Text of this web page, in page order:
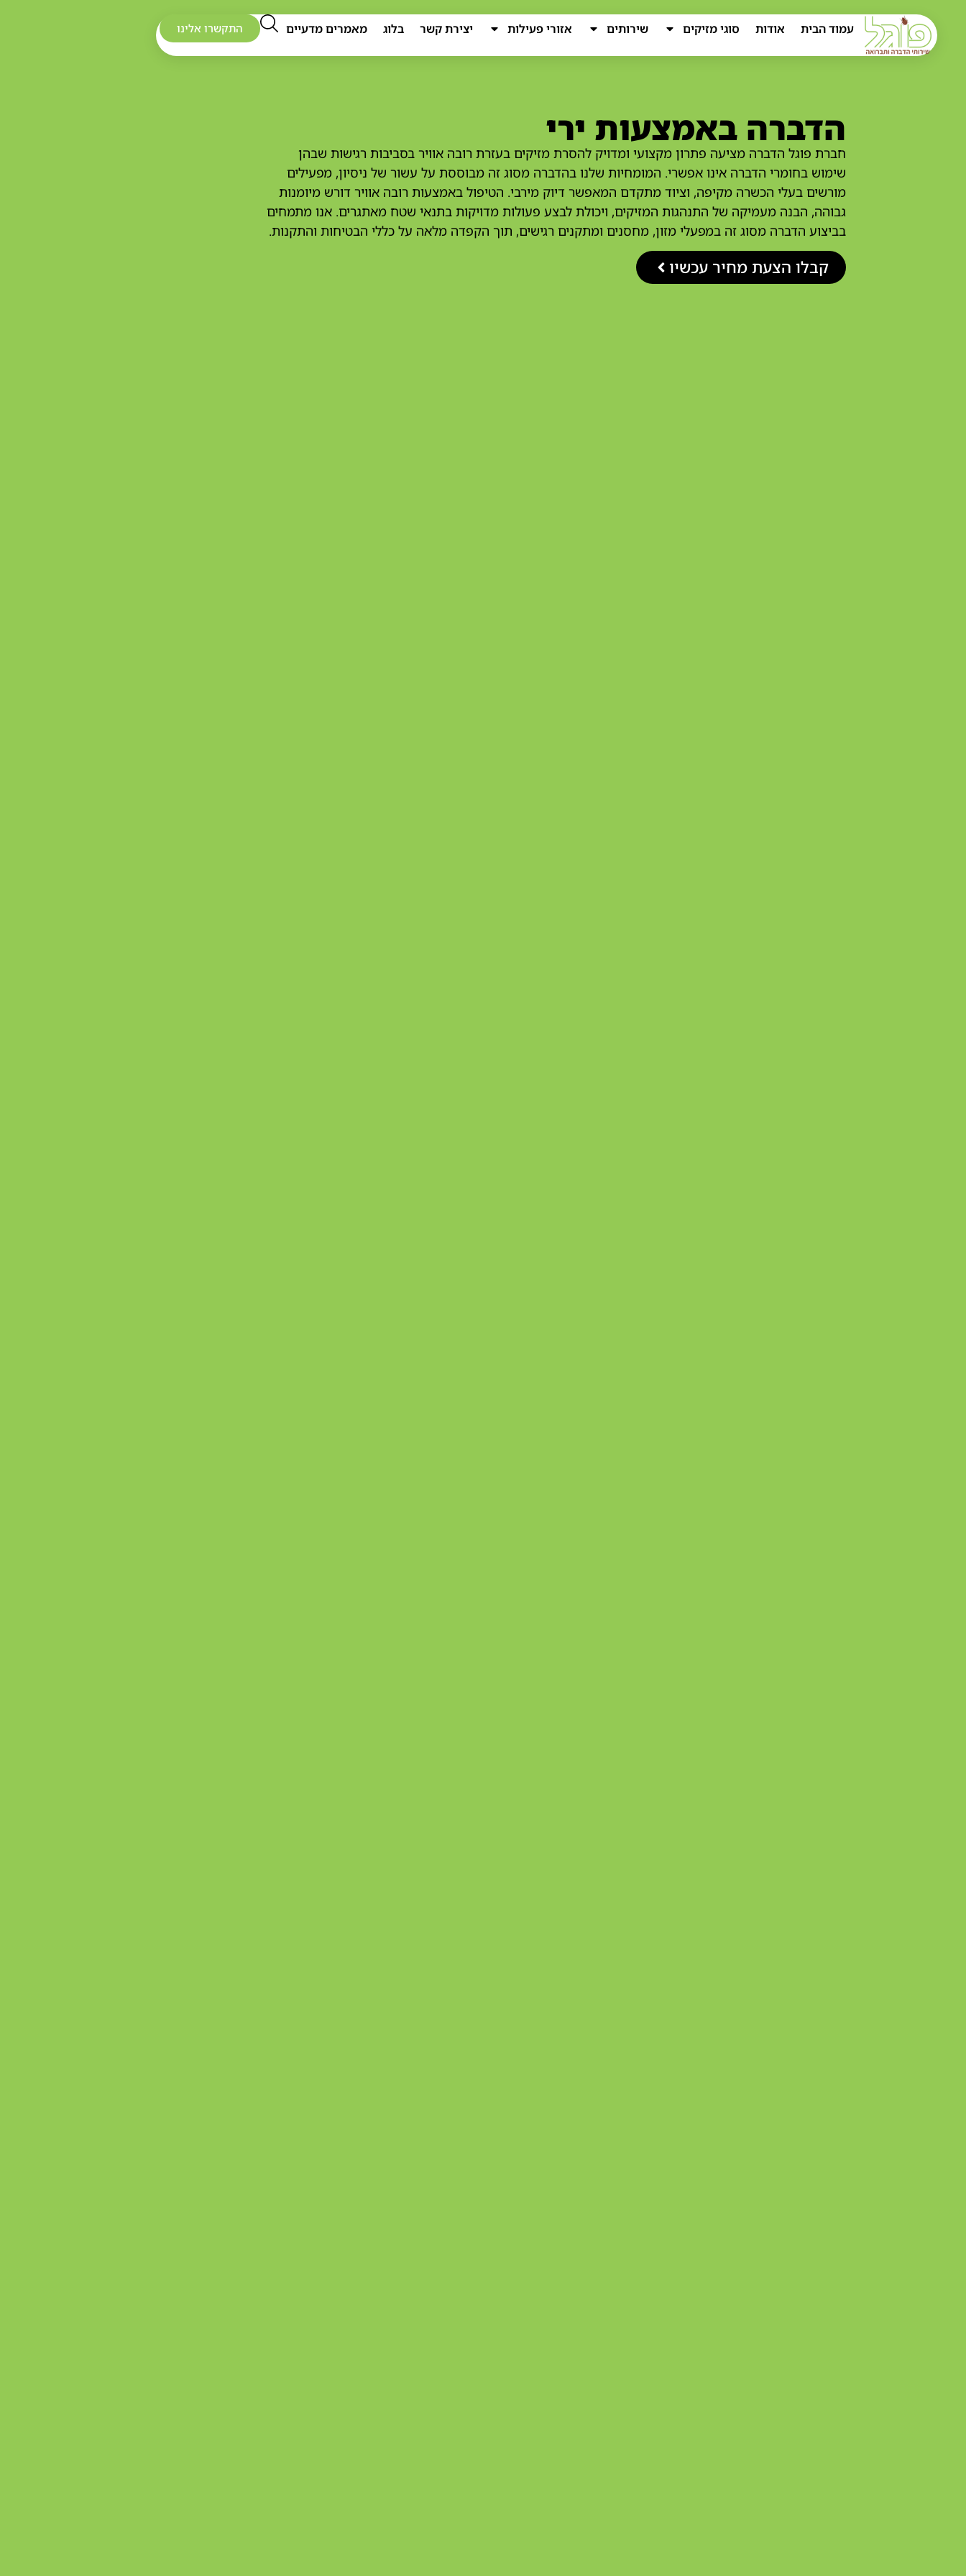
עמוד הבית אודות סוגי מזיקים שירותים אזורי פעילות יצירת קשר בלוג מאמרים מדעיים התקשרו אלינו
הדברה באמצעות ירי
חברת פוגל הדברה מציעה פתרון מקצועי ומדויק להסרת מזיקים בעזרת רובה אוויר בסביבות רגישות שבהן
שימוש בחומרי הדברה אינו אפשרי. המומחיות שלנו בהדברה מסוג זה מבוססת על עשור של ניסיון, מפעילים
מורשים בעלי הכשרה מקיפה, וציוד מתקדם המאפשר דיוק מירבי. הטיפול באמצעות רובה אוויר דורש מיומנות
גבוהה, הבנה מעמיקה של התנהגות המזיקים, ויכולת לבצע פעולות מדויקות בתנאי שטח מאתגרים. אנו מתמחים
בביצוע הדברה מסוג זה במפעלי מזון, מחסנים ומתקנים רגישים, תוך הקפדה מלאה על כללי הבטיחות והתקנות.
קבלו הצעת מחיר עכשיו